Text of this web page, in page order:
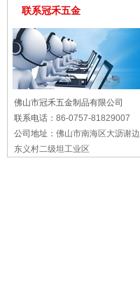
联系冠禾五金
佛山市冠禾五金制品有限公司
联系电话： 86-0757-81829007
公司地址： 佛山市南海区大沥谢边
东义村二级坦工业区